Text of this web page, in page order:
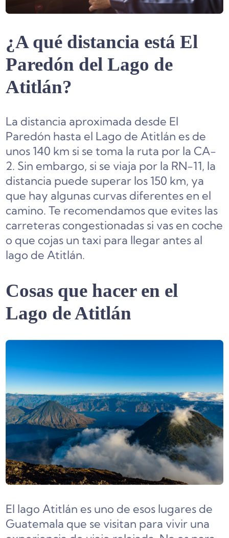
¿A qué distancia está El
Paredón del Lago de
Atitlán?
La distancia aproximada desde El
Paredón hasta el Lago de Atitlán es de
unos 140 km si se toma la ruta por la CA-
2. Sin embargo, si se viaja por la RN-11, la
distancia puede superar los 150 km, ya
que hay algunas curvas diferentes en el
camino. Te recomendamos que evites las
carreteras congestionadas si vas en coche
o que cojas un taxi para llegar antes al
lago de Atitlán.
Cosas que hacer en el
Lago de Atitlán
El lago Atitlán es uno de esos lugares de
Guatemala que se visitan para vivir una